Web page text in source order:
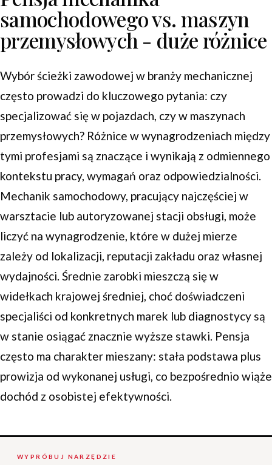
samochodowego vs. maszyn
przemysłowych - duże różnice
Wybór ścieżki zawodowej w branży mechanicznej
często prowadzi do kluczowego pytania: czy
specjalizować się w pojazdach, czy w maszynach
przemysłowych? Różnice w wynagrodzeniach między
tymi profesjami są znaczące i wynikają z odmiennego
kontekstu pracy, wymagań oraz odpowiedzialności.
Mechanik samochodowy, pracujący najczęściej w
warsztacie lub autoryzowanej stacji obsługi, może
liczyć na wynagrodzenie, które w dużej mierze
zależy od lokalizacji, reputacji zakładu oraz własnej
wydajności. Średnie zarobki mieszczą się w
widełkach krajowej średniej, choć doświadczeni
specjaliści od konkretnych marek lub diagnostycy są
w stanie osiągać znacznie wyższe stawki. Pensja
często ma charakter mieszany: stała podstawa plus
prowizja od wykonanej usługi, co bezpośrednio wiąże
dochód z osobistej efektywności.
WYPRÓBUJ NARZĘDZIE